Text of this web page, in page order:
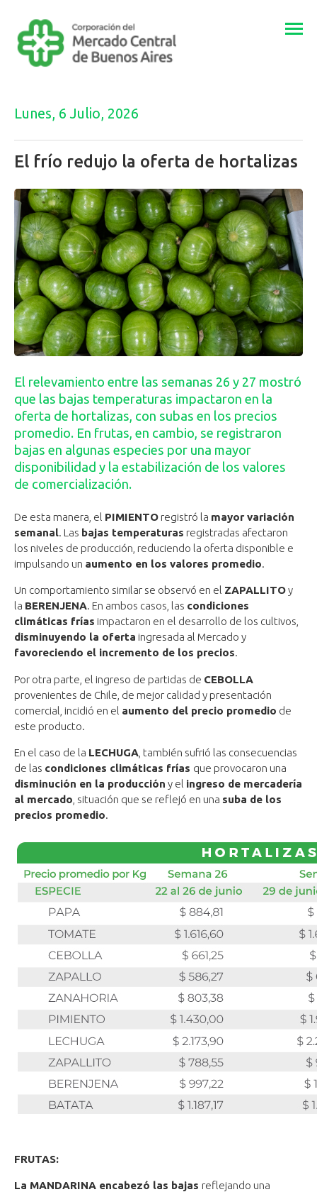
Lunes, 6 Julio, 2026
El frío redujo la oferta de hortalizas
El relevamiento entre las semanas 26 y 27 mostró
que las bajas temperaturas impactaron en la
oferta de hortalizas, con subas en los precios
promedio. En frutas, en cambio, se registraron
bajas en algunas especies por una mayor
disponibilidad y la estabilización de los valores
de comercialización.
De esta manera, el PIMIENTO registró la mayor variación
semanal. Las bajas temperaturas registradas afectaron
los niveles de producción, reduciendo la oferta disponible e
impulsando un aumento en los valores promedio.
Un comportamiento similar se observó en el ZAPALLITOy
la BERENJENA. En ambos casos, las condiciones
climáticas frías impactaron en el desarrollo de los cultivos,
disminuyendo la oferta ingresada al Mercado y
favoreciendo el incremento de los precios.
Por otra parte, el ingreso de partidas de CEBOLLA
provenientes de Chile, de mejor calidad y presentación
comercial, incidió en el aumento del precio promedio de
este producto.
En el caso de la LECHUGA , también sufrió las consecuencias
de las condiciones climáticas frías que provocaron una
disminución en la producción y el ingreso de mercadería
al mercado , situación que se reflejó en una suba de los
precios promedio.
FRUTAS:
La MANDARINA encabezó las bajas reflejando una